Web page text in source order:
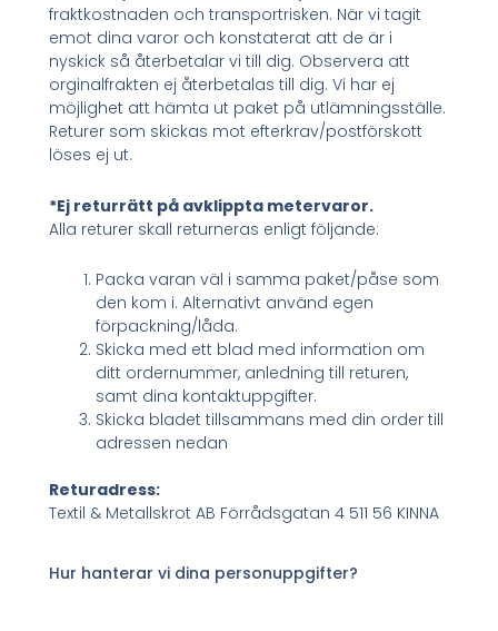
fraktkostnaden och transportrisken. När vi tagit
emot dina varor och konstaterat att de är i
nyskick så återbetalar vi till dig. Observera att
orginalfrakten ej återbetalas till dig. Vi har ej
möjlighet att hämta ut paket på utlämningsställe.
Returer som skickas mot efterkrav/postförskott
löses ej ut.
*Ej returrätt på avklippta metervaror.
Alla returer skall returneras enligt följande:
Packa varan väl i samma paket/påse som
den kom i. Alternativt använd egen
förpackning/låda.
Skicka med ett blad med information om
ditt ordernummer, anledning till returen,
samt dina kontaktuppgifter.
Skicka bladet tillsammans med din order till
adressen nedan
Returadress:
Textil & Metallskrot AB Förrådsgatan 4 511 56 KINNA
Hur hanterar vi dina personuppgifter?